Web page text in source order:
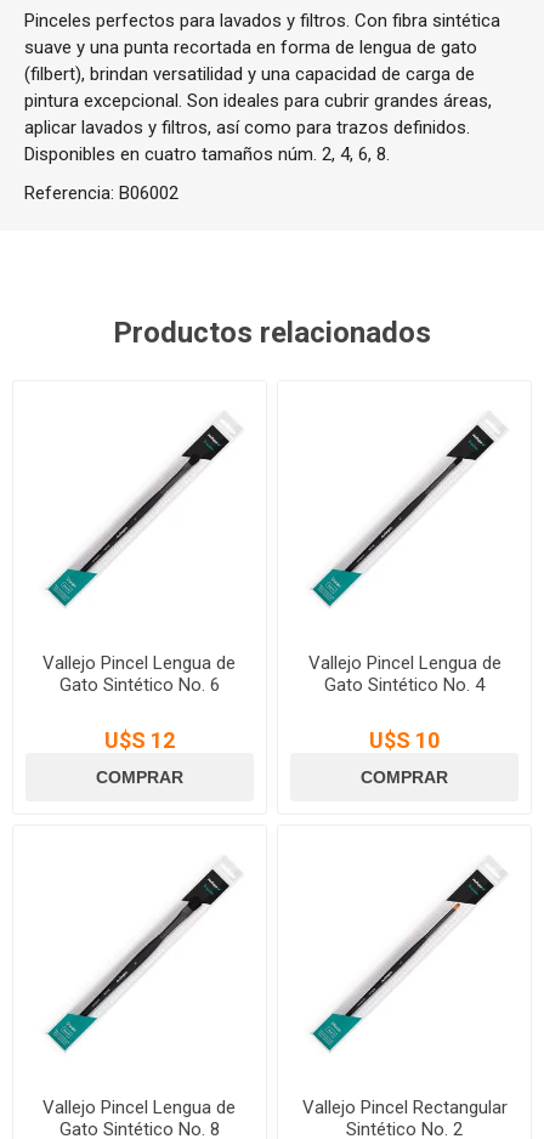
Pinceles perfectos para lavados y filtros. Con fibra sintética
suave y una punta recortada en forma de lengua de gato
(filbert), brindan versatilidad y una capacidad de carga de
pintura excepcional. Son ideales para cubrir grandes áreas,
aplicar lavados y filtros, así como para trazos definidos.
Disponibles en cuatro tamaños núm. 2, 4, 6, 8.
Referencia: B06002
Productos relacionados
Vallejo Pincel Lengua de
Gato Sintético No. 6
U$S 12
Vallejo Pincel Lengua de
Gato Sintético No. 4
U$S 10
Vallejo Pincel Lengua de
Gato Sintético No. 8
Vallejo Pincel Rectangular
Sintético No. 2